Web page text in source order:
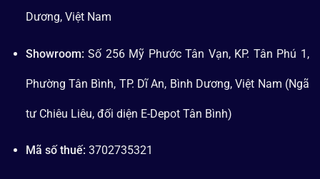
Dương, Việt Nam
Showroom: Số 256 Mỹ Phước Tân Vạn, KP. Tân Phú 1,
Phường Tân Bình, TP. Dĩ An, Bình Dương, Việt Nam (Ngã
tư Chiêu Liêu, đối diện E-Depot Tân Bình)
Mã số thuế: 3702735321